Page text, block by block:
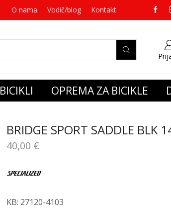
Za svaku kupnju preko 65,00 eura
O nama Vodič/blog Kontakt
BICIKLI OPREMA ZA BICIKLE
BRIDGE SPORT SADDLE BLK
40,00 €
KB: 27120-4103